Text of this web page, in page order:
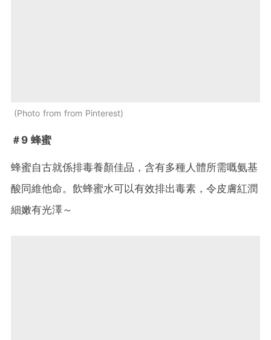
Photo from from Pinterest
＃9 蜂蜜
蜂蜜自古就係排毒養顏佳品，含有多種人體所需嘅氨基
酸同維他命。飲蜂蜜水可以有效排出毒素，令皮膚紅潤
細嫩有光澤～